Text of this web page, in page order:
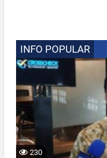
INFO POPULAR
230